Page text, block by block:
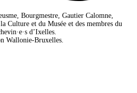
Bourgmestre, Gautier Calomne,
Culture et du Musée et des membres du
d’Ixelles.
Wallonie-Bruxelles.